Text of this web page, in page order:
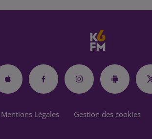
Mentions Légales Gestion des cookies